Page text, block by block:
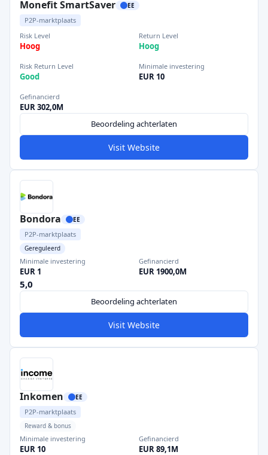
Monefit SmartSaver EE
P2P-marktplaats
Risk Level
Hoog
Return Level
Hoog
Risk Return Level
Good
Minimale investering
EUR 10
Gefinancierd
EUR 302,0M
Beoordeling achterlaten
Visit Website
Bondora EE
P2P-marktplaats
Gereguleerd
Minimale investering
EUR 1
Gefinancierd
EUR 1900,0M
5,0
Beoordeling achterlaten
Visit Website
Inkomen EE
P2P-marktplaats
Reward & bonus
Minimale investering
EUR 10
Gefinancierd
EUR 89,1M